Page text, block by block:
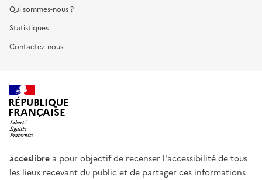
Qui sommes-nous ?
Statistiques
Contactez-nous
RÉPUBLIQUE
FRANÇAISE
acceslibre a pour objectif de recenser l'accessibilité de tous
les lieux recevant du public et de partager ces informations